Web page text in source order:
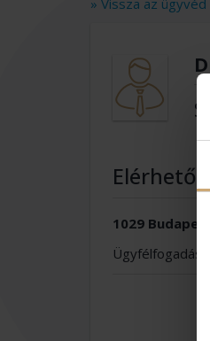
» Vissza az
1029
Ügyfélfogadás